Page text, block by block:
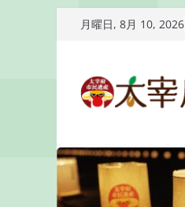
ス
ッ
月曜日, 8月 10, 2026